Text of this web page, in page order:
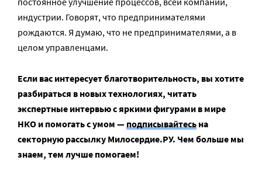
индустрии. Говорят, что предпринимателями
рождаются. Я думаю, что не предпринимателями, а в
целом управленцами.
Если вас интересует благотворительность, вы хотите
разбираться в новых технологиях, читать
экспертные интервью с яркими фигурами в мире
НКО и помогать с умом —подписывайтесь на
секторную рассылку Милосердие.РУ. Чем больше мы
знаем, тем лучше помогаем!